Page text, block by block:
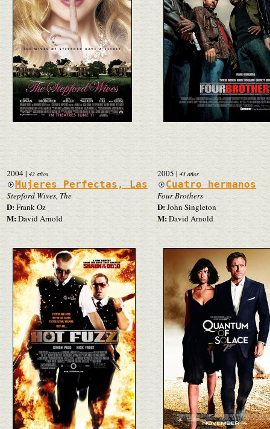
2004| 42 años
Mujeres Perfectas, Las
Stepford Wives, The
D:Frank Oz
M:David Arnold
2005 | 43 años
Cuatro hermanos
Four Brothers
D: John Singleton
M:David Arnold